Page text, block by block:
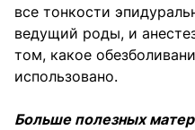
все тонкости
ведущий роды, и
том, какое
использовано.
Больше полезных